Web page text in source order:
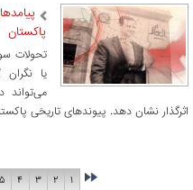
پاکستان
تحولات
یا نگران
می‌تواند
اثرگذار نشان دهد. پیوندهای تاریخی
۱ ۲ ۳ ۴ ۵